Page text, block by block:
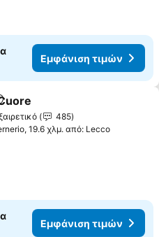
Εμφάνιση τιμών
στα αγαπημένα
485
19.6 χλμ. από: Lecco
Εμφάνιση τιμών